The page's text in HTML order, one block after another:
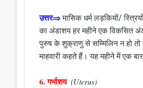
उत्तर⇒मासिक धर्म लड़कियों/
का अंडाशय हर महीने एक विकसित
पुरुष के शुक्राणु से सम्मिलिन न हो तो
माहवारी कहते हैं। यह महीने में एक बार
6. गर्भाशय (Uterus)